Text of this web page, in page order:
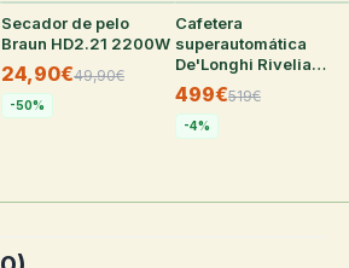
Secador de pelo
Braun HD2.21 2200W
24,90€49,90€
-50%
Cafetera
superautomática
De'Longhi Rivelia
Perfetto con
tecnología Bean
Adapt
499€519€
-4%